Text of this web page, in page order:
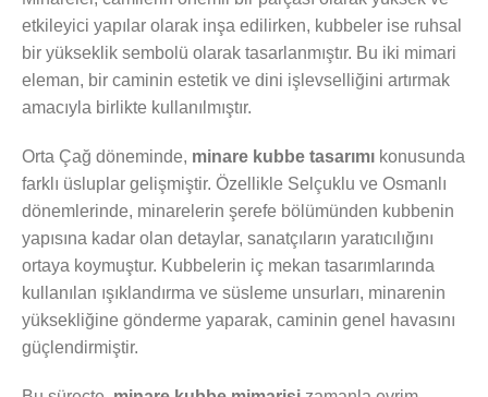
etkileyici yapılar olarak inşa edilirken, kubbeler ise ruhsal
bir yükseklik sembolü olarak tasarlanmıştır. Bu iki mimari
eleman, bir caminin estetik ve dini işlevselliğini artırmak
amacıyla birlikte kullanılmıştır.
Orta Çağ döneminde, minare kubbe tasarımı konusunda
farklı üsluplar gelişmiştir. Özellikle Selçuklu ve Osmanlı
dönemlerinde, minarelerin şerefe bölümünden kubbenin
yapısına kadar olan detaylar, sanatçıların yaratıcılığını
ortaya koymuştur. Kubbelerin iç mekan tasarımlarında
kullanılan ışıklandırma ve süsleme unsurları, minarenin
yüksekliğine gönderme yaparak, caminin genel havasını
güçlendirmiştir.